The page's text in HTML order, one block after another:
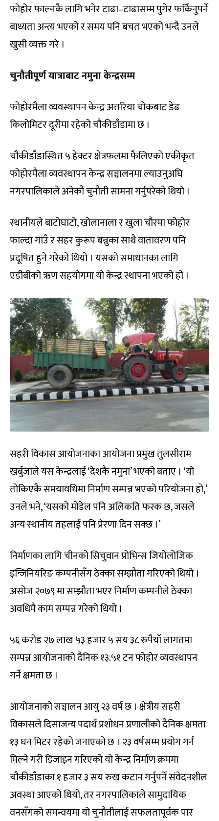
फोहोर फाल्नकै लागि भनेर टाढा–टाढासम्म पुगेर फर्किनुपर्ने
बाध्यता अन्त्य भएको र समय पनि बचत भएको भन्दै उनले
खुसी व्यक्त गरे ।
चुनौतीपूर्ण यात्राबाट नमुना केन्द्रसम्म
फोहोरमैला व्यवस्थापन केन्द्र अत्तरिया चोकबाट डेढ
किलोमिटर दूरीमा रहेको चौकीडाँडामा छ ।
चौकीडाँडास्थित ५ हेक्टर क्षेत्रफलमा फैलिएको एकीकृत
फोहोरमैला व्यवस्थापन केन्द्र सञ्चालनमा ल्याउनुअघि
नगरपालिकाले अनेकौं चुनौती सामना गर्नुपरेको थियो ।
स्थानीयले बाटोघाटो, खोलानाला र खुला चौरमा फोहोर
फाल्दा गाउँ र सहर कुरूप बन्नुका साथै वातावरण पनि
प्रदूषित हुने गरेको थियो । यसको समाधानका लागि
एडीबीको ऋण सहयोगमा यो केन्द्र स्थापना भएको हो ।
सहरी विकास आयोजनाका आयोजना प्रमुख तुलसीराम
खर्बुजाले यस केन्द्रलाई ‘देशकै नमुना’ भएको बताए । ‘यो
तोकिएकै समयावधिमा निर्माण सम्पन्न भएको परियोजना हो,’
उनले भने, ‘यसको मोडेल पनि अलिकति फरक छ, जसले
अन्य स्थानीय तहलाई पनि प्रेरणा दिन सक्छ ।’
निर्माणका लागि चीनको सिचुवान प्रोभिन्स जियोलोजिक
इन्जिनियरिङ कम्पनीसँग ठेक्का सम्झौता गरिएको थियो ।
असोज २०७९ मा सम्झौता भएर निर्माण कम्पनीले ठेक्का
अवधिमै काम सम्पन्न गरेको थियो ।
५६ करोड २७ लाख ५३ हजार ५ सय ३८ रुपैयाँ लागतमा
सम्पन्न आयोजनाको दैनिक १३.५१ टन फोहोर व्यवस्थापन
गर्ने क्षमता छ ।
आयोजनाको सञ्चालन आयु २३ वर्ष छ । क्षेत्रीय सहरी
विकासले दिसाजन्य पदार्थ प्रशोधन प्रणालीको दैनिक क्षमता
१३ घन मिटर रहेको जनाएको छ । २३ वर्षसम्म प्रयोग गर्न
मिल्ने गरी डिजाइन गरिएको यो केन्द्र निर्माण क्रममा
चौकीडाँडाका १ हजार ३ सय रुख कटान गर्नुपर्ने संवेदनशील
अवस्था आएको थियो, तर नगरपालिकाले सामुदायिक
वनसँगको समन्वयमा यो चुनौतीलाई सफलतापूर्वक पार